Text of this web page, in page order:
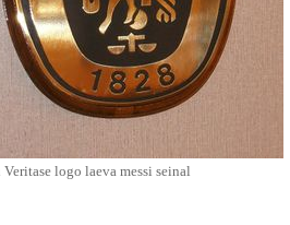
Veritase logo laeva messi seinal